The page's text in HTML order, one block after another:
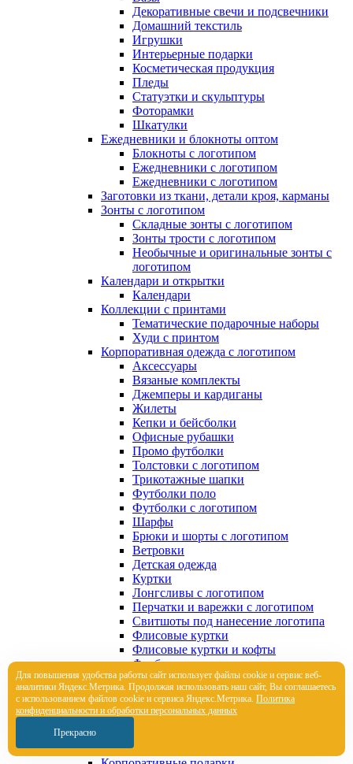
Декоративные свечи и подсвечники
Домашний текстиль
Игрушки
Интерьерные подарки
Косметическая продукция
Пледы
Статуэтки и скульптуры
Фоторамки
Шкатулки
Ежедневники и блокноты оптом
Блокноты с логотипом
Ежедневники с логотипом
Ежедневники с логотипом
Заготовки из ткани, детали кроя, карманы
Зонты с логотипом
Складные зонты с логотипом
Зонты трости с логотипом
Необычные и оригинальные зонты с
логотипом
Календари и открытки
Календари
Коллекции с принтами
Тематические подарочные наборы
Худи с принтом
Корпоративная одежда с логотипом
Аксессуары
Вязаные комплекты
Джемперы и кардиганы
Жилеты
Кепки и бейсболки
Офисные рубашки
Промо футболки
Толстовки с логотипом
Трикотажные шапки
Футболки поло
Футболки с логотипом
Шарфы
Брюки и шорты с логотипом
Ветровки
Детская одежда
Куртки
Лонгсливы с логотипом
Перчатки и варежки с логотипом
Свитшоты под нанесение логотипа
Флисовые куртки
Флисовые куртки и кофты
Футболки с длинным рукавом
Худи под нанесение логотипа
Шарфы
Элементы брендирования и
кастомизации
кастомизации
Для повышения удобства работы сайт использует файлы cookie и сервис веб-
аналитики Яндекс.Метрика. Продолжая использовать наш сайт, Вы соглашаетесь
с использованием файлов cookie и сервиса Яндекс.Метрика. Политика
конфиденциальности и обработки персональных данных
Прекрасно